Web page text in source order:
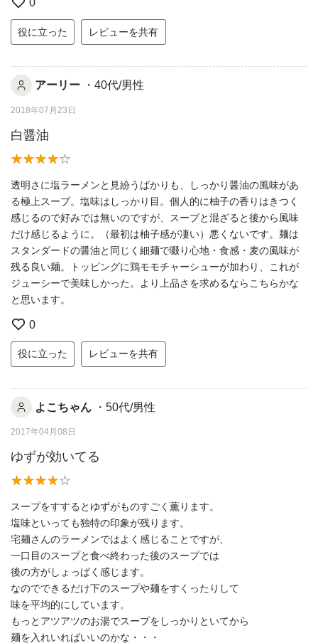
0
役に立った レビューを共有
アーリー ・40代/男性
2018年07月23日
白醤油
透明さに塩ラーメンと見紛うばかりも、しっかり醤油の風味があ
る極上スープ。塩味はしっかり目。個人的に柚子の香りはきつく
感じるので好みでは無いのですが、スープと混ざると後から風味
だけ感じるように。（最初は柚子感が凄い）悪くないです。麺は
スタンダードの醤油と同じく細麺で啜り心地・食感・麦の風味が
残る良い麺。トッピングに鶏モモチャーシューが加わり、これが
ジューシーで美味しかった。より上品さを求めるならこちらかな
と思います。
0
役に立った レビューを共有
よこちゃん ・50代/男性
2017年04月08日
ゆずが効いてる
スープをすするとゆずがものすごく薫ります。
塩味といっても独特の印象が残ります。
宅麺さんのラーメンではよく感じることですが、
一口目のスープと食べ終わった後のスープでは
後の方がしょっぱく感じます。
なのでできるだけ下のスープや麺をすくったりして
味を平均的にしています。
もっとアツアツのお湯でスープをしっかりといてから
麺を入れいればいいのかな・・・